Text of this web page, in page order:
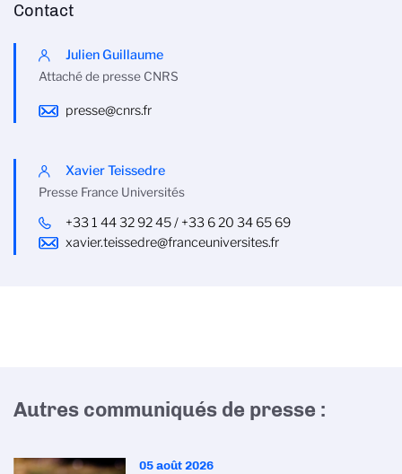
Contact
Julien Guillaume
Attaché de presse CNRS
presse@cnrs.fr
Xavier Teissedre
Presse France Universités
+33 1 44 32 92 45 / +33 6 20 34 65 69
xavier.teissedre@franceuniversites.fr
Autres communiqués de presse :
05 août 2026